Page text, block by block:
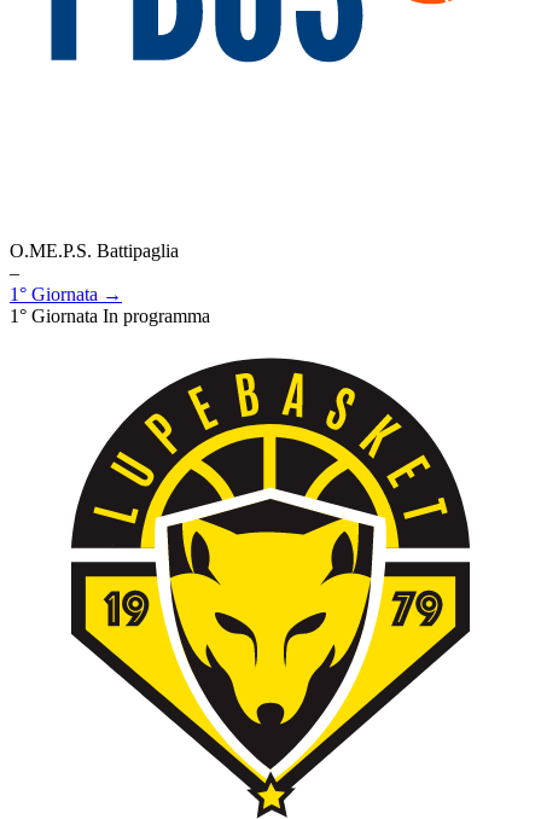
O.ME.P.S. Battipaglia
–
1° Giornata →
1° Giornata In programma